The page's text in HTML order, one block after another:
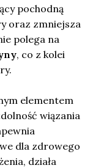
pochodną
oraz zmniejsza
polega na
, co z kolei
elementem
wiązania
dla zdrowego
działa